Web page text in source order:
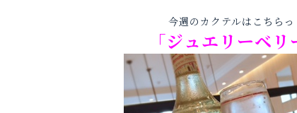
今週のカクテルはこちらっ
「ジュエリーベリ